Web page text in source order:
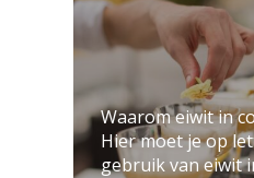
Waarom eiwit in
Hier moet je op
gebruik van eiwit